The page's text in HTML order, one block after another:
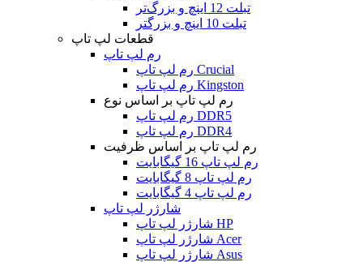
تبلت 12 اینچ و بزرگ‌تر
تبلت 10 اینچ و بزرگتر
قطعات لپ تاپ
رم لپ تاپ
رم لپ تاپ Crucial
رم لپ تاپ Kingston
رم لپ تاپ بر اساس نوع
رم لپ تاپ DDR5
رم لپ تاپ DDR4
رم لپ تاپ بر اساس ظرفیت
رم لپ تاپ 16 گیگابایت
رم لپ تاپ 8 گیگابایت
رم لپ تاپ 4 گیگابایت
شارژر لپ تاپ
شارژر لپ تاپ HP
شارژر لپ تاپ Acer
شارژر لپ تاپ Asus